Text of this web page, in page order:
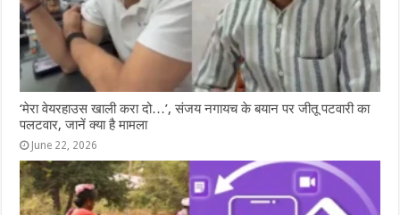
‘मेरा वेयरहाउस खाली करा दो…’, संजय नगायच के बयान पर जीतू पटवारी का
पलटवार, जानें क्या है मामला
June 22, 2026